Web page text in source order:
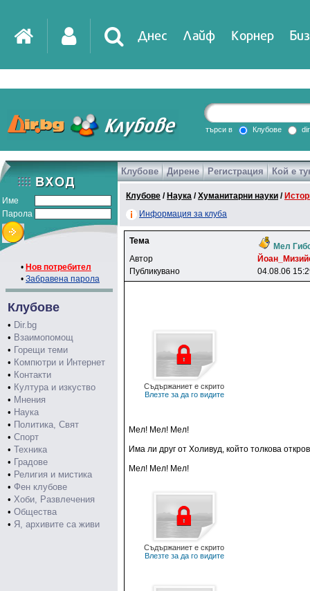
Днес Лайф Корнер
DirTV Impressio
Games
търси в Клубове
Име
Парола
• Нов потребител
• Забравена парола
Клубове
• Dir.bg
• Взаимопомощ
• Горещи теми
• Компютри и Интернет
• Контакти
• Култура и изкуство
• Мнения
• Наука
• Политика, Свят
• Спорт
• Техника
• Градове
• Религия и мистика
• Фен клубове
• Хоби, Развлечения
• Общества
• Я, архивите са живи
Клубове Дирене Регистрация Кой е
Клубове / Наука /Хуманитарни науки /
Информация за клуба
Тема
Мел
Автор
Публикувано
04.08.06
Съдържаниет е скрито
Влезте за да го видите
Мел! Мел! Мел!
Има ли друг от Холивуд, който толкова
Мел! Мел! Мел!
Съдържаниет е скрито
Влезте за да го видите